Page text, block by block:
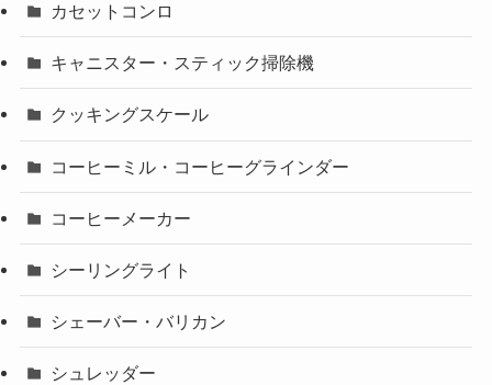
カセットコンロ
キャニスター・スティック掃除機
クッキングスケール
コーヒーミル・コーヒーグラインダー
コーヒーメーカー
シーリングライト
シェーバー・バリカン
シュレッダー